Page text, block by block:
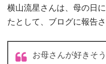
横山流星さんは、母の日
たとして、ブログに報告さ
お母さんが好きそ